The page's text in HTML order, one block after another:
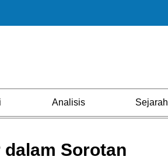
Analisis Sejarah
Sorotan